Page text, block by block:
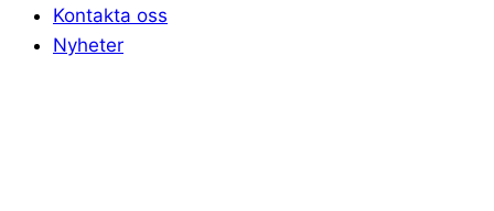
Kontakta oss
Nyheter